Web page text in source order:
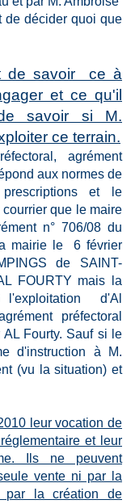
de décider quoi que
de savoir ce à
et ce qu'il
savoir si M.
ce terrain.
agrément
aux normes de
et le
que le maire
n° 706/08 du
mairie le 6 février
de SAINT-
FOURTY mais la
l'exploitation d'Al
préfectoral
Fourty. Sauf si le
d'instruction à M.
(vu la situation) et
leur vocation de
et leur
Ils ne peuvent
vente ni par la
par la création de